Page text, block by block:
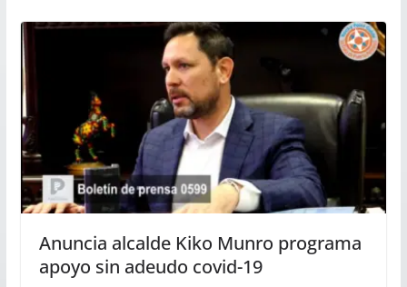
Anuncia alcalde Kiko Munro programa
apoyo sin adeudo covid-19